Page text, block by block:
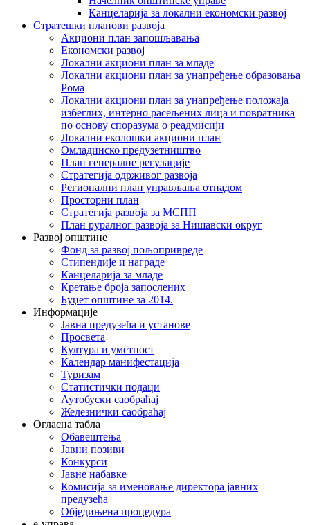
Канцеларија за локални економски развој
Стратешки планови развоја
Акциони план запошљавања
Економски развој
Локални акциони план за младе
Локални акциони план за унапређење образовања
Рома
Локални акциони план за унапређење положаја
избеглих, интерно расељених лица и повратника
по основу споразума о реадмисији
Локални еколошки акциони план
Омладинско предузетништво
План генералне регулације
Стратегија одрживог развоја
Регионални план управљања отпадом
Просторни план
Стратегија развоја за МСПП
План руралног развоја за Нишавски округ
Развој општине
Фонд за развој пољопривреде
Стипендије и награде
Канцеларија за младе
Кретање броја запослених
Буџет општине за 2014.
Информације
Јавна предузећа и установе
Просвета
Култура и уметност
Календар манифестација
Туризам
Статистички подаци
Аутобуски саобраћај
Железнички саобраћај
Огласна табла
Обавештења
Јавни позиви
Конкурси
Јавне набавке
Комисија за именовање директора јавних
предузећа
Обједињена процедура